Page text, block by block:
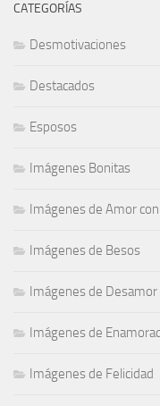
CATEGORÍAS
Desmotivaciones
Destacados
Esposos
Imágenes Bonitas
Imágenes de Amor
Imágenes de Besos
Imágenes de Desamor
Imágenes de
Imágenes de Felicidad